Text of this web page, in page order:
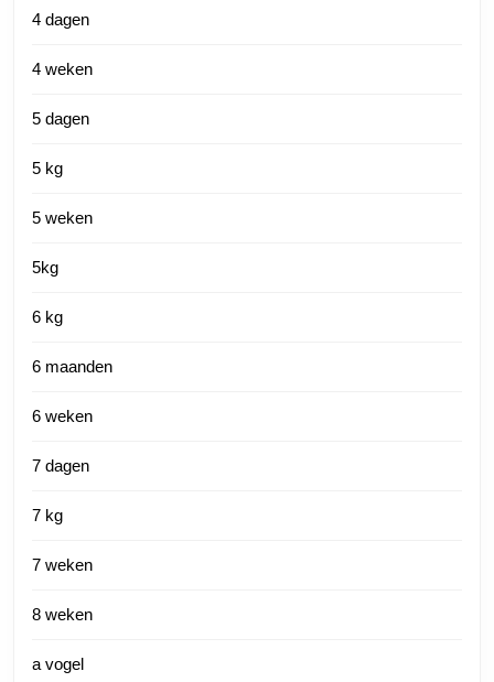
4 dagen
4 weken
5 dagen
5 kg
5 weken
5kg
6 kg
6 maanden
6 weken
7 dagen
7 kg
7 weken
8 weken
a vogel